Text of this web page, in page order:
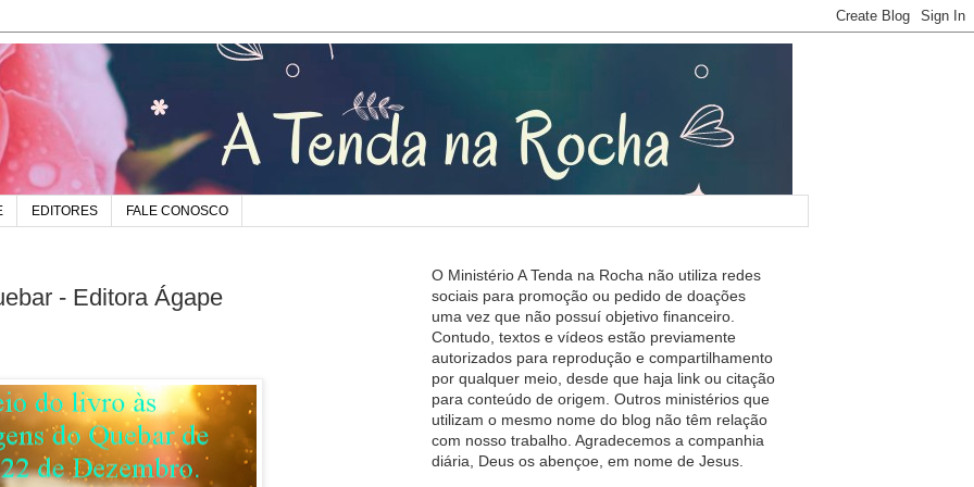
EDITORES FALE CONOSCO
- Editora Ágape
O Ministério A Tenda na Rocha não utiliza redes
sociais para promoção ou pedido de doações
uma vez que não possuí objetivo financeiro.
Contudo, textos e vídeos estão previamente
autorizados para reprodução e compartilhamento
por qualquer meio, desde que haja link ou citação
para conteúdo de origem. Outros ministérios que
utilizam o mesmo nome do blog não têm relação
com nosso trabalho. Agradecemos a companhia
diária, Deus os abençoe, em nome de Jesus.